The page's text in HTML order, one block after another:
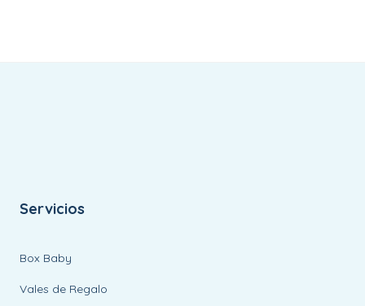
Servicios
Box Baby
Vales de Regalo